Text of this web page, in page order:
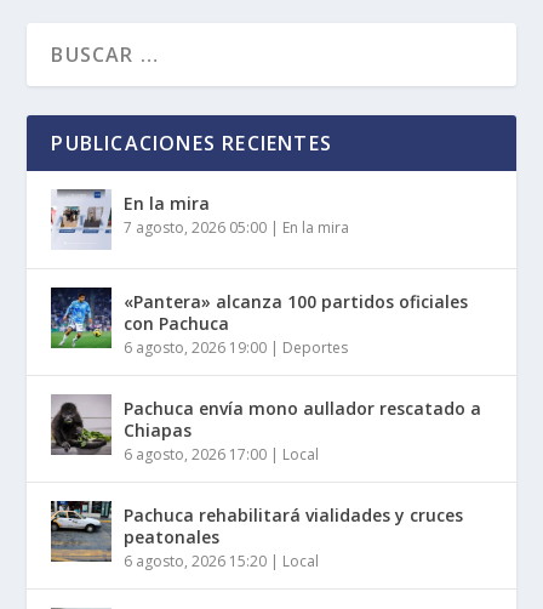
PUBLICACIONES RECIENTES
En la mira
7 agosto, 2026 05:00 | En la mira
«Pantera» alcanza 100 partidos oficiales
con Pachuca
6 agosto, 2026 19:00 | Deportes
Pachuca envía mono aullador rescatado a
Chiapas
6 agosto, 2026 17:00 | Local
Pachuca rehabilitará vialidades y cruces
peatonales
6 agosto, 2026 15:20 | Local